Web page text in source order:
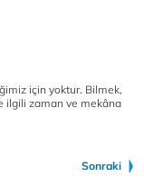
için yoktur. Bilmek,
ilgili zaman ve mekâna
Sonraki